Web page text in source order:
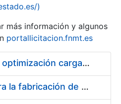
)
más información y algunos
portallicitacion.fnmt.es
Pliego condiciones optimización cargas compras firmado
Acuerdo marco para la fabricación de piezas